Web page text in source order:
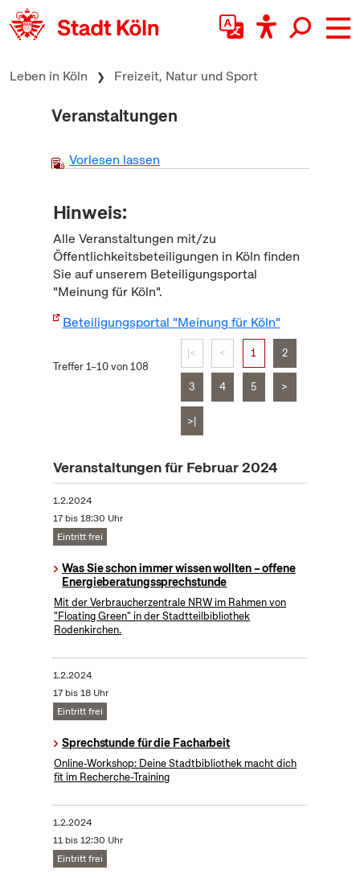
zum Inhalt springen
Leben in Köln Freizeit, Natur und Sport
Veranstaltungen
Vorlesen lassen
Hinweis:
Alle Veranstaltungen mit/zu
Öffentlichkeitsbeteiligungen in Köln finden
Sie auf unserem Beteiligungsportal
"Meinung für Köln".
Beteiligungsportal "Meinung für Köln"
Treffer 1–10 von 108
|< < 1 2
3 4 5 >
>|
Veranstaltungen für Februar 2024
1.2.2024
17 bis 18:30 Uhr
Eintritt frei
Was Sie schon immer wissen wollten – offene
Energieberatungssprechstunde
Mit der Verbraucherzentrale NRW im Rahmen von
"Floating Green" in der Stadtteilbibliothek
Rodenkirchen.
1.2.2024
17 bis 18 Uhr
Eintritt frei
Sprechstunde für die Facharbeit
Online-Workshop: Deine Stadtbibliothek macht dich
fit im Recherche-Training
1.2.2024
11 bis 12:30 Uhr
Eintritt frei